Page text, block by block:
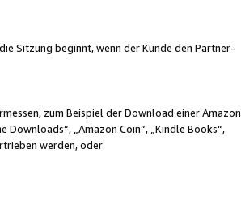
Sitzung beginnt, wenn der Kunde den Partner-
zum Beispiel der Download einer Amazon
Downloads“, „Amazon Coin“, „Kindle Books“,
werden, oder